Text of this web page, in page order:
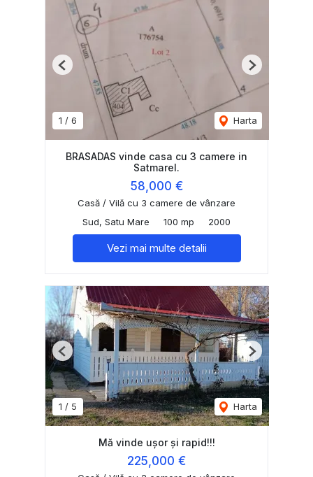
1 / 6 Harta
Previous Next
BRASADAS vinde casa cu 3 camere in
Satmarel.
58,000 €
Casă / Vilă cu 3 camere de vânzare
Sud, Satu Mare
100 mp 2000
Vezi mai multe detalii
1 / 5 Harta
Previous Next
Mă vinde ușor și rapid!!!
225,000 €